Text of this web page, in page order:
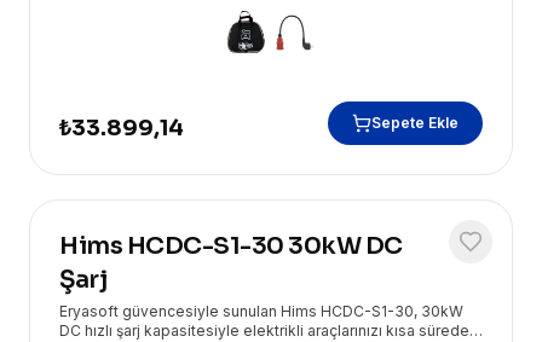
₺33.899,14 Sepete Ekle
Hims HCDC-S1-30 30kW DC
Şarj
Eryasoft güvencesiyle sunulan Hims HCDC-S1-30, 30kW
DC hızlı şarj kapasitesiyle elektrikli araçlarınızı kısa sürede